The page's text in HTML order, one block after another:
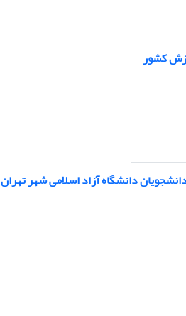
کشور
دانشگاه آزاد اسلامی شهر تهران